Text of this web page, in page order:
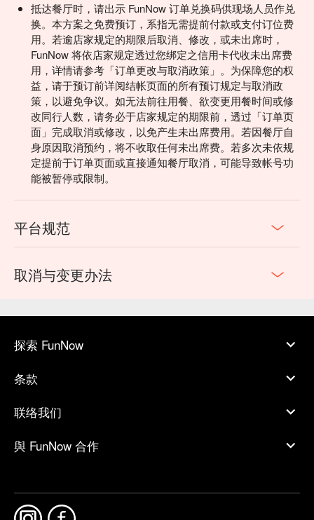
抵达餐厅时，请出示 FunNow 订单兑换码供现场人员作兑
换。本方案之免费预订，系指无需提前付款或支付订位费
用。若逾店家规定的期限后取消、修改，或未出席时，
FunNow 将依店家规定透过您绑定之信用卡代收未出席费
用，详情请参考「订单更改与取消政策」。为保障您的权
益，请于预订前详阅结帐页面的所有预订规定与取消政
策，以避免争议。如无法前往用餐、欲变更用餐时间或修
改同行人数，请务必于店家规定的期限前，透过「订单页
面」完成取消或修改，以免产生未出席费用。若因餐厅自
身原因取消预约，将不收取任何未出席费。若多次未依规
定提前于订单页面或直接通知餐厅取消，可能导致帐号功
能被暂停或限制。
平台规范
取消与变更办法
探索 FunNow
条款
联络我们
與 FunNow 合作